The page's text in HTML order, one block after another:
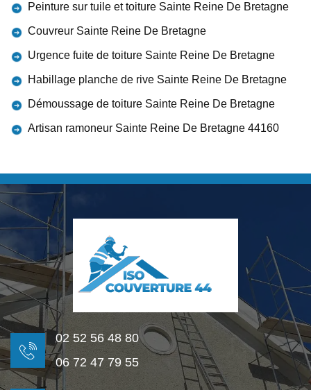
Peinture sur tuile et toiture Sainte Reine De Bretagne
Couvreur Sainte Reine De Bretagne
Urgence fuite de toiture Sainte Reine De Bretagne
Habillage planche de rive Sainte Reine De Bretagne
Démoussage de toiture Sainte Reine De Bretagne
Artisan ramoneur Sainte Reine De Bretagne 44160
02 52 56 48 80
06 72 47 79 55